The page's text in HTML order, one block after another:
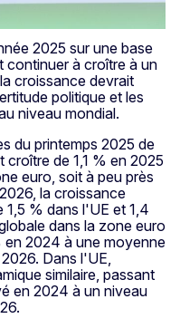
2025 sur une base
continuer à croître à un
croissance devrait
politique et les
niveau mondial.
du printemps 2025 de
croître de 1,1 % en 2025
euro, soit à peu près
la croissance
% dans l'UE et 1,4
dans la zone euro
en 2024 à une moyenne
Dans l'UE,
similaire, passant
en 2024 à un niveau